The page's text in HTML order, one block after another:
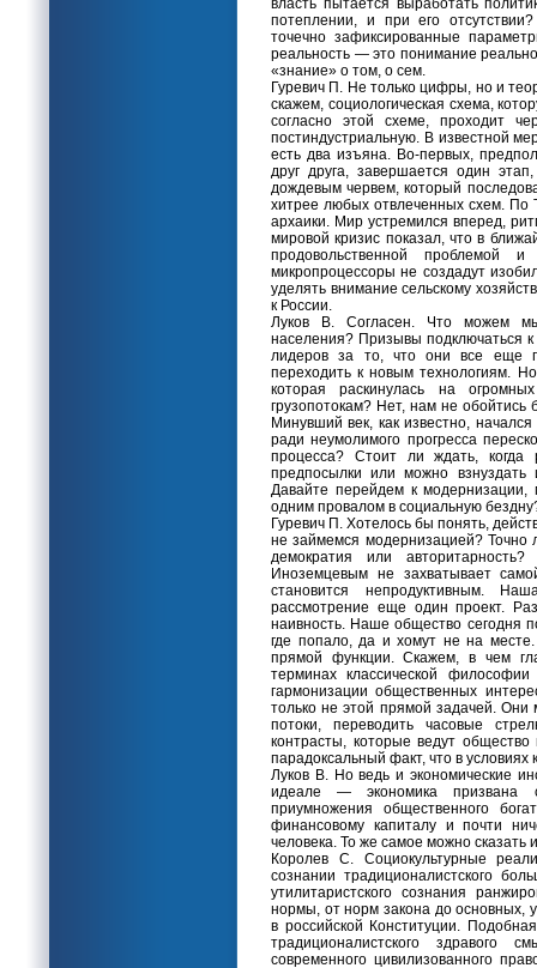
власть пытается выработать
потеплении, и при его
точечно зафиксированные
реальность — это понимание
«знание» о том, о сем.
Гуревич П. Не только цифры, но и
скажем, социологическая схема,
согласно этой схеме, проходит
постиндустриальную. В известной
есть два изъяна. Во-первых,
друг друга, завершается один
дождевым червем, который
хитрее любых отвлеченных схем. По
архаики. Мир устремился вперед,
мировой кризис показал, что в
продовольственной
микропроцессоры не создадут
уделять внимание сельскому
к России.
Луков В. Согласен. Что можем мы
населения? Призывы подключаться
лидеров за то, что они все еще
переходить к новым технологиям.
которая раскинулась на
грузопотокам? Нет, нам не
Минувший век, как известно,
ради неумолимого прогресса
процесса? Стоит ли ждать, когда
предпосылки или можно
Давайте перейдем к
одним провалом в социальную
Гуревич П. Хотелось бы понять,
не займемся модернизацией? Точно
демократия или
Иноземцевым не захватывает
становится непродуктивным.
рассмотрение еще один проект.
наивность. Наше общество сегодня
где попало, да и хомут не на
прямой функции. Скажем, в чем
терминах классической
гармонизации общественных
только не этой прямой задачей. Они
потоки, переводить часовые
контрасты, которые ведут общество
парадоксальный факт, что в
Луков В. Но ведь и экономические
идеале — экономика призвана
приумножения общественного
финансовому капиталу и почти
человека. То же самое можно сказать
Королев С. Социокультурные
сознании традиционалистского
утилитаристского сознания
нормы, от норм закона до основных,
в российской Конституции.
традиционалистского здравого
современного цивилизованного